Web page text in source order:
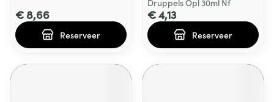
€ 8,66
Reserveer
Druppels Opl 30ml Nf
€ 4,13
Reserveer